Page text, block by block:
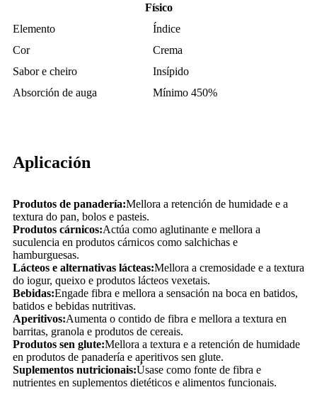
Físico
Elemento
Índice
Cor
Crema
Sabor e cheiro
Insípido
Absorción de auga
Mínimo 450%
Aplicación
Produtos de panadería:Mellora a retención de humidade e a
textura do pan, bolos e pasteis.
Produtos cárnicos:Actúa como aglutinante e mellora a
suculencia en produtos cárnicos como salchichas e
hamburguesas.
Lácteos e alternativas lácteas:Mellora a cremosidade e a textura
do iogur, queixo e produtos lácteos vexetais.
Bebidas:Engade fibra e mellora a sensación na boca en batidos,
batidos e bebidas nutritivas.
Aperitivos:Aumenta o contido de fibra e mellora a textura en
barritas, granola e produtos de cereais.
Produtos sen glute:Mellora a textura e a retención de humidade
en produtos de panadería e aperitivos sen glute.
Suplementos nutricionais:Úsase como fonte de fibra e
nutrientes en suplementos dietéticos e alimentos funcionais.